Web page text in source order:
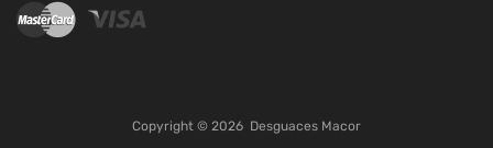
Copyright © 2026 Desguaces Macor